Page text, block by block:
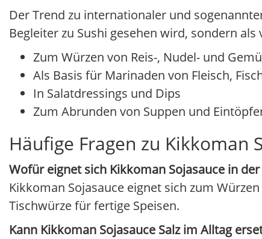
Der Trend zu internationaler und
Begleiter zu Sushi gesehen wird, sondern
Zum Würzen von Reis-, Nudel- und
Als Basis für Marinaden von Fleisch,
In Salatdressings und Dips
Zum Abrunden von Suppen und
Häufige Fragen zu Kikkoman
Wofür eignet sich Kikkoman Sojasauce in
Kikkoman Sojasauce eignet sich zum
Tischwürze für fertige Speisen.
Kann Kikkoman Sojasauce Salz im Alltag